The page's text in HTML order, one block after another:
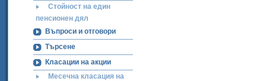
Стойност на един
пенсионен дял
Въпроси и отговори
Търсене
Класации на акции
Месечна класация на